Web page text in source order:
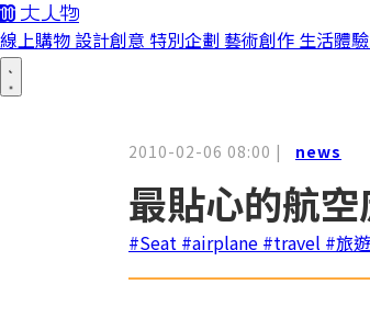
線上購物 設計創意 特別企劃 藝術創作 生活體驗
2010-02-06 08:00 | news
最貼心的航空
#Seat #airplane #travel #旅